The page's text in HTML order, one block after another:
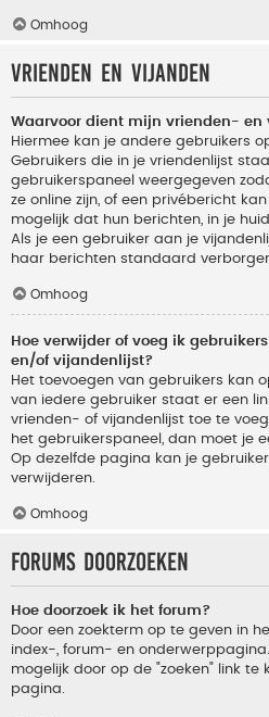
Omhoog
Vrienden en vijanden
Waarvoor dient mijn vrienden- en
Hiermee kan je andere gebruikers
Gebruikers die in je vriendenlijst
gebruikerspaneel weergegeven
ze online zijn, of een privébericht
mogelijk dat hun berichten, in je
Als je een gebruiker aan je
haar berichten standaard
Omhoog
Hoe verwijder of voeg ik
en/of vijandenlijst?
Het toevoegen van gebruikers kan
van iedere gebruiker staat er een
vrienden- of vijandenlijst toe te
het gebruikerspaneel, dan moet je
Op dezelfde pagina kan je
verwijderen.
Omhoog
Forums doorzoeken
Hoe doorzoek ik het forum?
Door een zoekterm op te geven in
index-, forum- en
mogelijk door op de "zoeken" link te
pagina.